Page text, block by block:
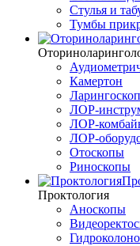
Стулья и
Тумбы
Камертон
ЛОР-
ЛОР-
ЛОР-
Отоскопы
Риноскопы
Проктология
Аноскопы